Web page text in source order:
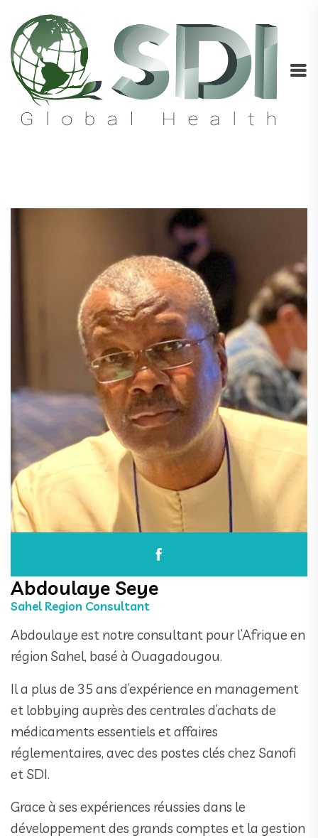
Abdoulaye Seye
Sahel Region Consultant
Abdoulaye est notre consultant pour l’Afrique en
région Sahel, basé à Ouagadougou.
Il a plus de 35 ans d’expérience en management
et lobbying auprès des centrales d’achats de
médicaments essentiels et affaires
réglementaires, avec des postes clés chez Sanofi
et SDI.
Grace à ses expériences réussies dans le
développement des grands comptes et la gestion